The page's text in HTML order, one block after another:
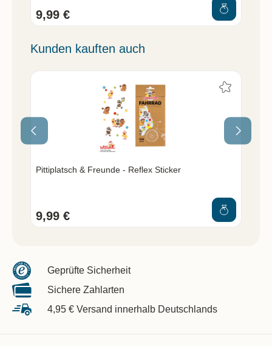
9,99 €
Kunden kauften auch
Pittiplatsch & Freunde - Reflex Sticker
9,99 €
Geprüfte Sicherheit
Sichere Zahlarten
4,95 € Versand innerhalb Deutschlands